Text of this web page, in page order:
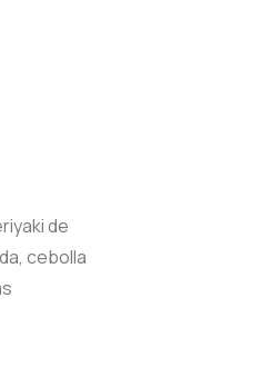
de
cebolla